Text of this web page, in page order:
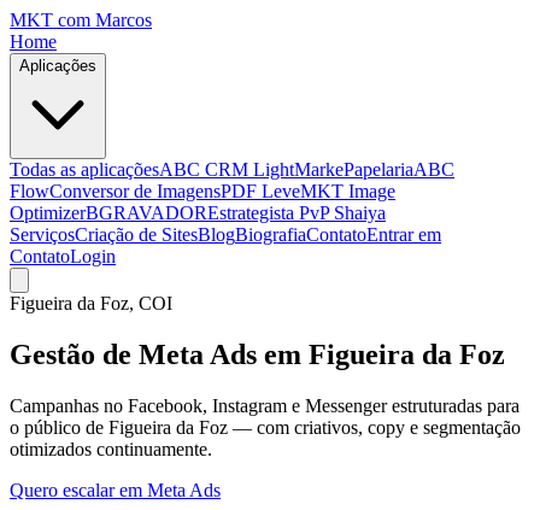
MKT com Marcos
Home
Aplicações
Todas as aplicaçõesABC CRM LightMarkePapelariaABC
FlowConversor de ImagensPDF LeveMKT Image
OptimizerBGRAVADOREstrategista PvP Shaiya
ServiçosCriação de SitesBlogBiografiaContatoEntrar em
ContatoLogin
Figueira da Foz, COI
Gestão de Meta Ads em Figueira da Foz
Campanhas no Facebook, Instagram e Messenger estruturadas para
o público de Figueira da Foz — com criativos, copy e segmentação
otimizados continuamente.
Quero escalar em Meta Ads